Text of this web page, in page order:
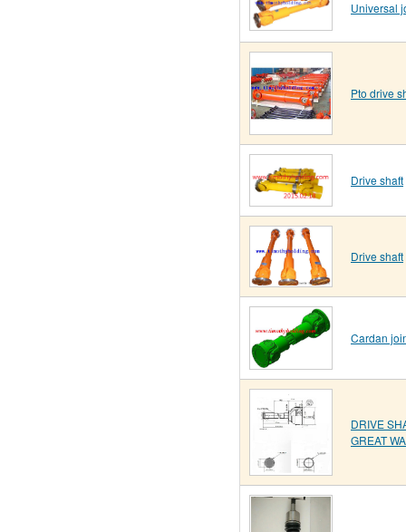
Universal
Pto drive
Drive shaft
Drive shaft
Cardan
DRIVE
GREAT